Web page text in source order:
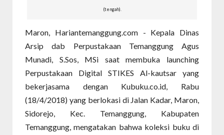
(tengah).
Maron, Hariantemanggung.com - Kepala Dinas
Arsip dab Perpustakaan Temanggung Agus
Munadi, S.Sos, MSi saat membuka launching
Perpustakaan Digital STIKES Al-kautsar yang
bekerjasama dengan Kubuku.co.id, Rabu
(18/4/2018) yang berlokasi di Jalan Kadar, Maron,
Sidorejo, Kec. Temanggung, Kabupaten
Temanggung, mengatakan bahwa koleksi buku di